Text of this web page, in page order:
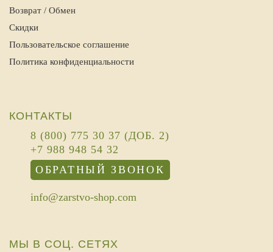
Возврат / Обмен
Скидки
Пользовательское соглашение
Политика конфиденциальности
КОНТАКТЫ
8 (800) 775 30 37 (ДОБ. 2)
+7 988 948 54 32
ОБРАТНЫЙ ЗВОНОК
info@zarstvo-shop.com
МЫ В СОЦ. СЕТЯХ